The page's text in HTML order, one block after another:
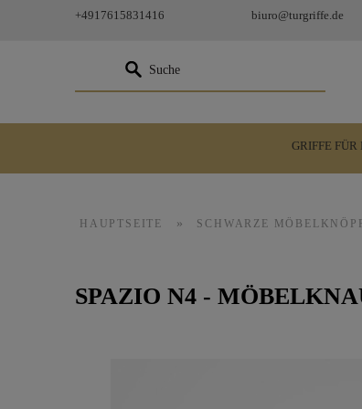
+4917615831416 biuro@turgriffe.de
GRIFFE FÜR
HAUPTSEITE » SCHWARZE
SPAZIO N4 -